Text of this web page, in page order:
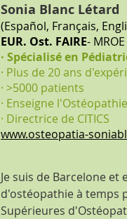
Sonia Blanc Létard
(Español, Français,
EUR. Ost. FAIRE-
· Spécialisé en
· Plus de 20 ans
· >5000 patients
· Enseigne
· Directrice de CITICS
www.osteopatia-
Je suis de Barcelone
d'ostéopathie à temps
Supérieures